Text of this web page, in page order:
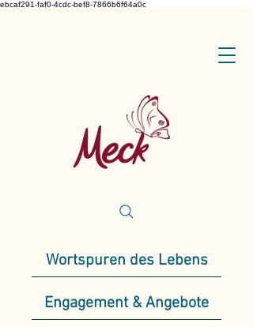
ebcaf291-faf0-4cdc-bef8-7866b6f64a0c
Wortspuren des Lebens
Engagement & Angebote